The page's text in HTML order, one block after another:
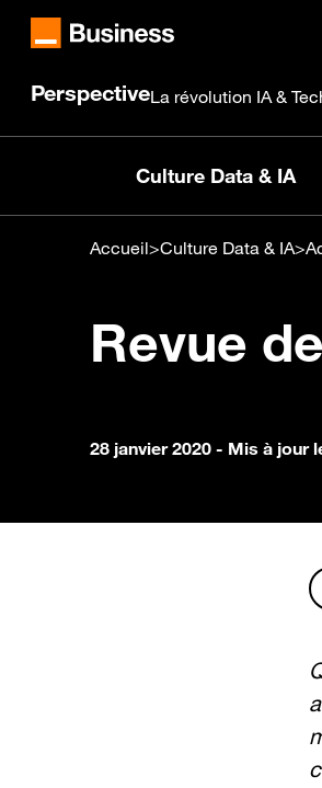
PerspectiveLa révolution IA &
Culture Data & IA
Accueil>Culture Data & IA>
Revue
28 janvier 2020 - Mis à jour